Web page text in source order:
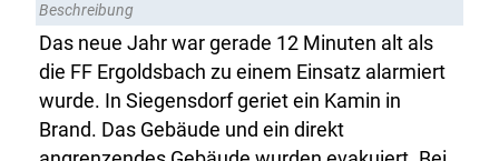
Beschreibung
Das neue Jahr war gerade 12 Minuten alt als
die FF Ergoldsbach zu einem Einsatz alarmiert
wurde. In Siegensdorf geriet ein Kamin in
Brand. Das Gebäude und ein direkt